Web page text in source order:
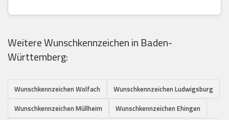
Weitere Wunschkennzeichen in Baden-
Württemberg:
Wunschkennzeichen Wolfach
Wunschkennzeichen Ludwigsburg
Wunschkennzeichen Müllheim
Wunschkennzeichen Ehingen